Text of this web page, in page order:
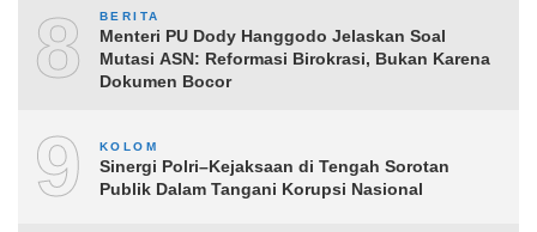
8 BERITA
Menteri PU Dody Hanggodo Jelaskan Soal
Mutasi ASN: Reformasi Birokrasi, Bukan Karena
Dokumen Bocor
9 KOLOM
Sinergi Polri–Kejaksaan di Tengah Sorotan
Publik Dalam Tangani Korupsi Nasional